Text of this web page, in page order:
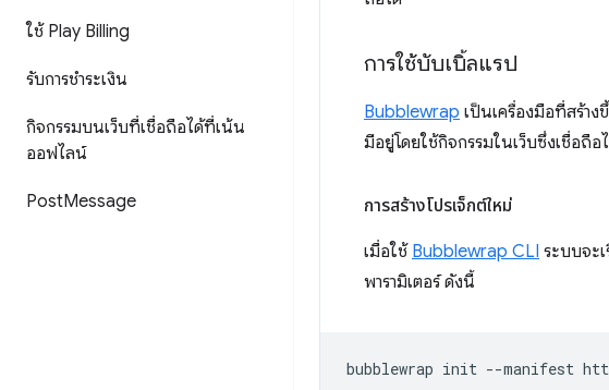
ใช้ Play Billing
รับการชำระเงิน
กิจกรรมบนเว็บที่เชื่อถือได้ที่เน้น
ออฟไลน์
PostMessage
การใช้บับเบิ้ลแรป
Bubblewrap เป็นเครื่องมือที่สร้า
มีอยู่โดยใช้กิจกรรมในเว็บซึ่งเชื่อถือ
การสร้างโปรเจ็กต์ใหม่
เมื่อใช้ Bubblewrap CLI ระบบจะ
พารามิเตอร์ ดังนี้
bubblewrap init --manifest